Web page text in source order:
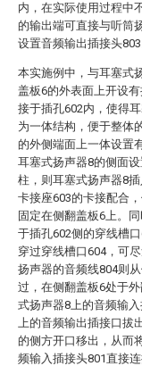
内，在实际使用过程中
的输出端可直接与听筒
设置音频输出插接头803
本实施例中，与耳塞式
盖板6的外表面上开设
接于插孔602内，使得
为一体结构，便于整体
的外侧端面上一体设置
耳塞式扬声器8的侧面
柱，则耳塞式扬声器8
卡接座603的卡接配合
固定在侧翻盖板6上。
于插孔602侧的穿线槽
穿过穿线槽口604，可
扬声器的音频线804则
过，在侧翻盖板6处于
式扬声器8上的音频输
上的音频输出插接口拔
的侧方开口移出，从而
频输入插接头801直接